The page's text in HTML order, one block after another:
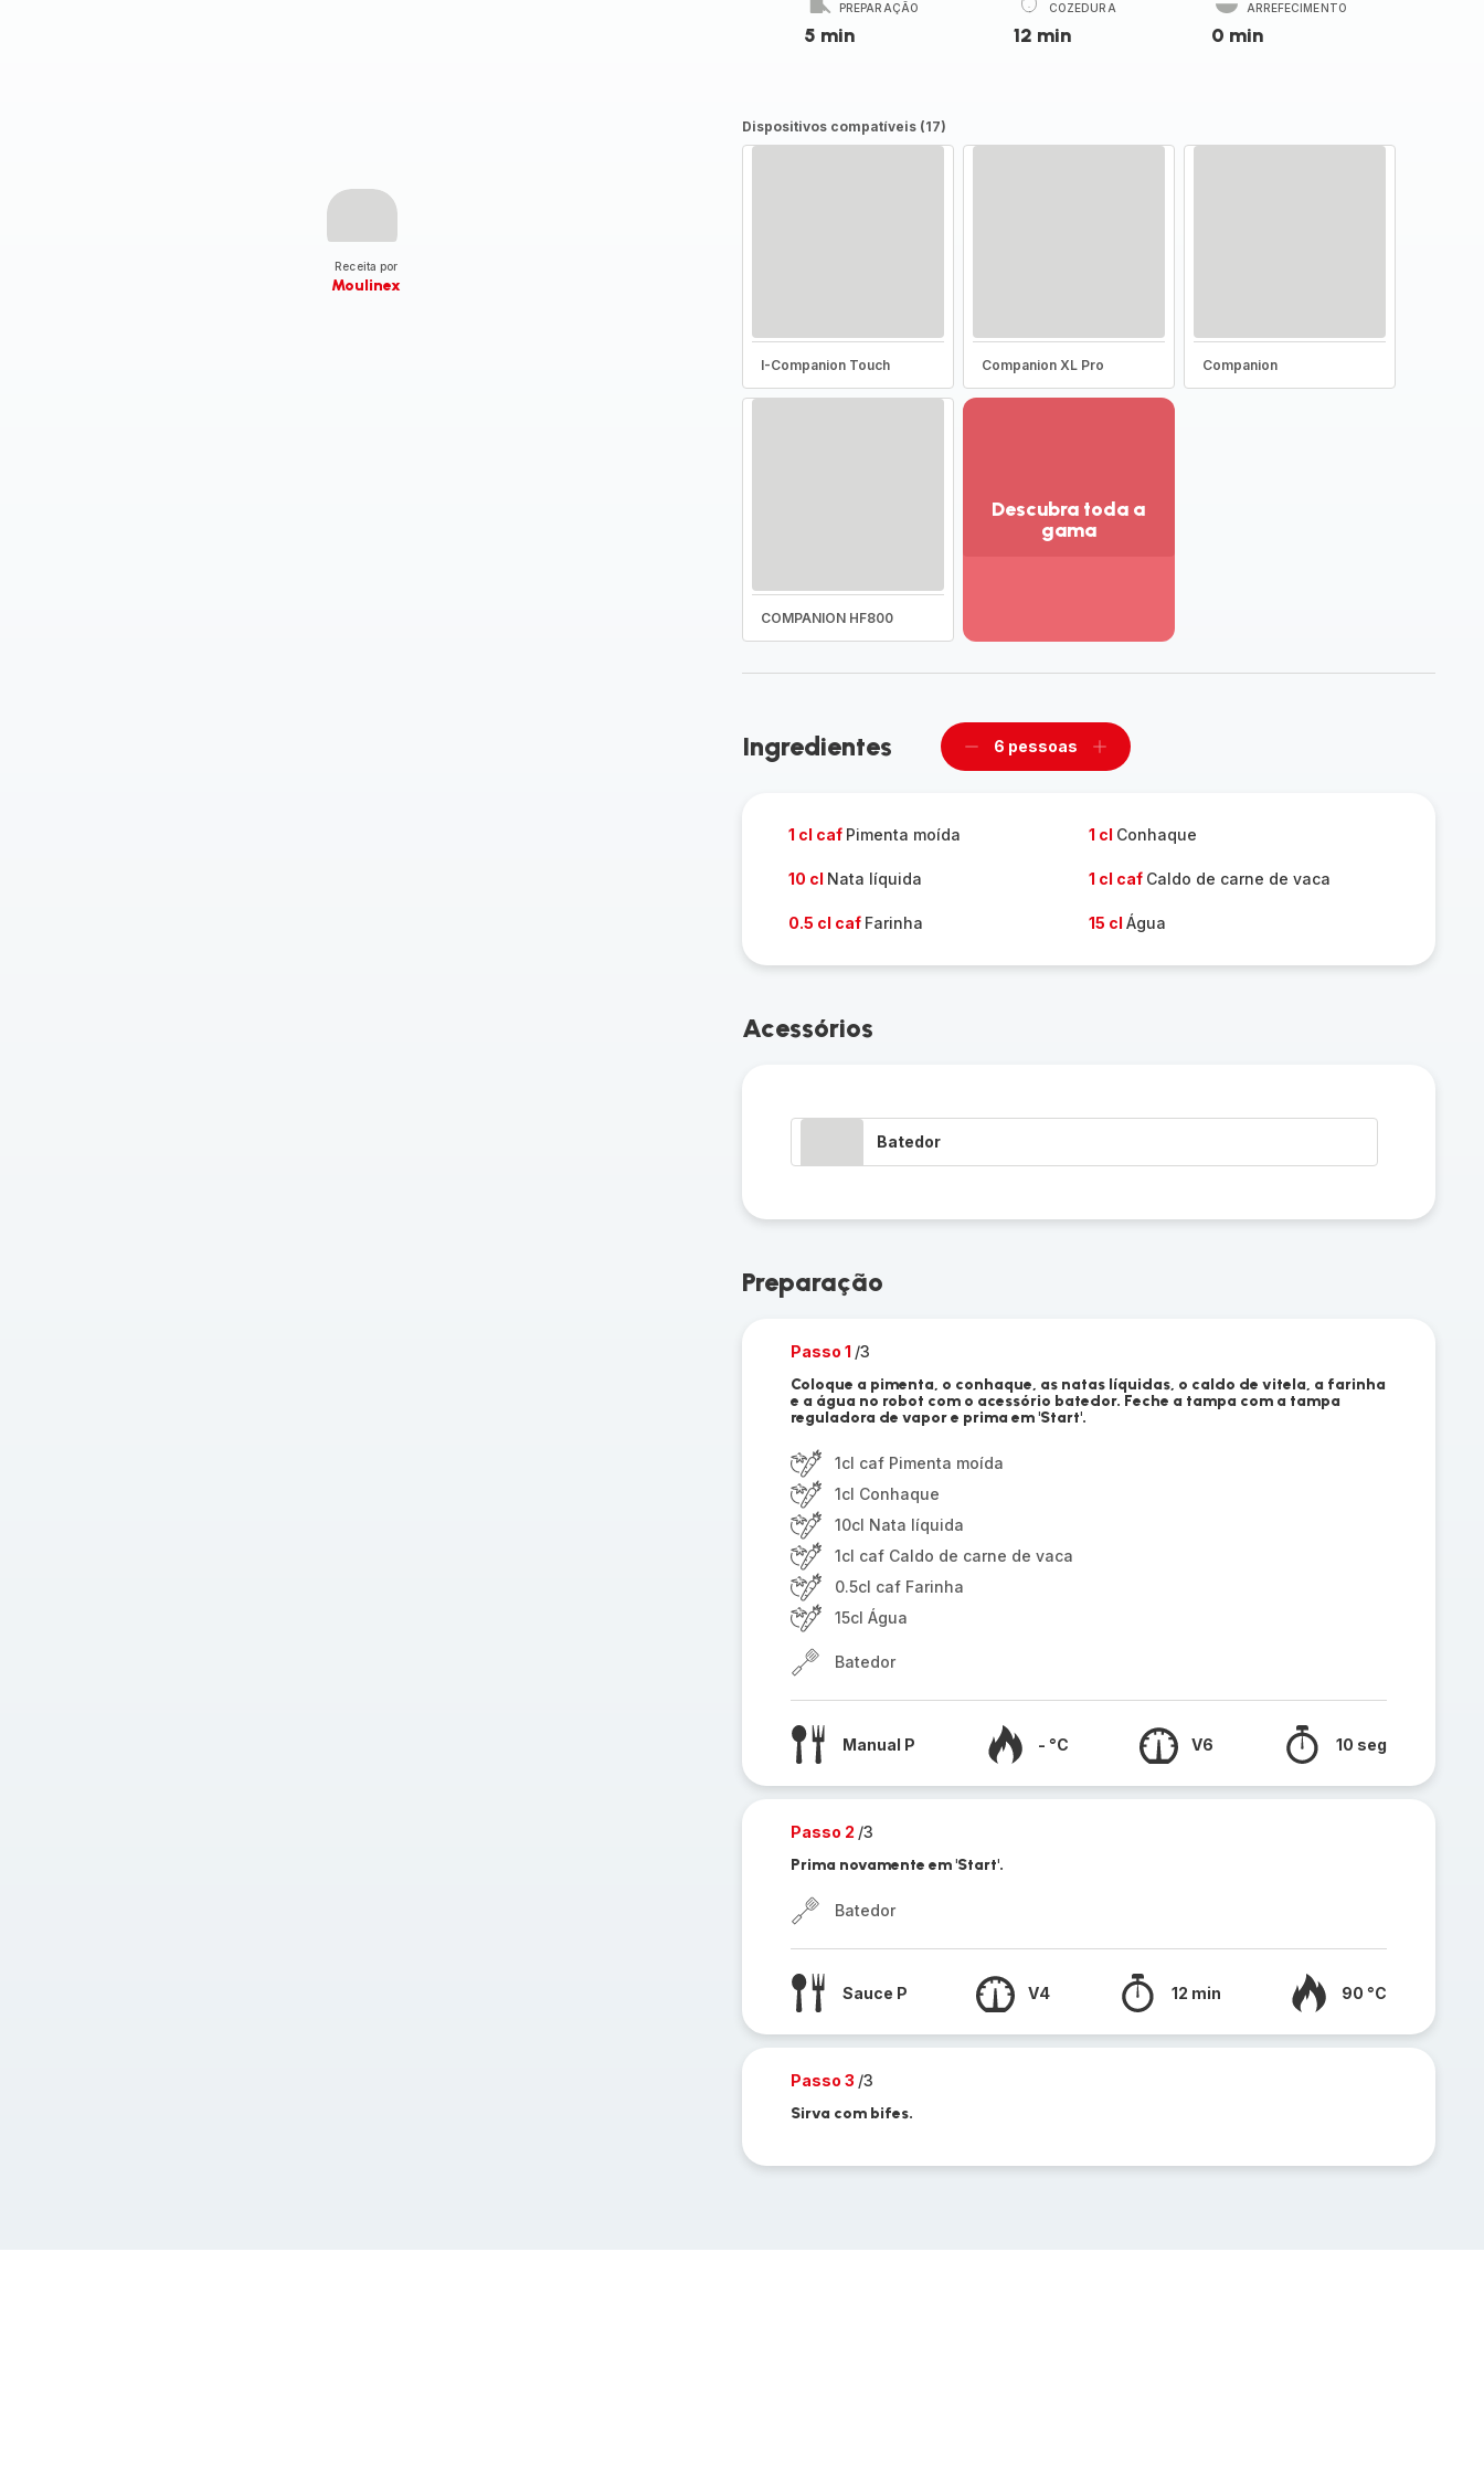
Receita por
Moulinex
PREPARAÇÃO
5 min
COZEDURA
12 min
ARREFECIMENTO
0 min
Dispositivos compatíveis (17)
I-Companion Touch Companion XL Pro Companion
COMPANION HF800
Descubra toda a
gama
Descubra
-
Ingredientes
Remover
6 pessoas
Adicionar
1 cl caf Pimenta moída 1 cl Conhaque
10 cl Nata líquida 1 cl caf Caldo de carne de vaca
0.5 cl caf Farinha 15 cl Água
Acessórios
Batedor
Preparação
Passo 1 /3
Coloque a pimenta, o conhaque, as natas líquidas, o caldo de vitela, a farinha
e a água no robot com o acessório batedor. Feche a tampa com a tampa
reguladora de vapor e prima em 'Start'.
1cl caf Pimenta moída
1cl Conhaque
10cl Nata líquida
1cl caf Caldo de carne de vaca
0.5cl caf Farinha
15cl Água
Batedor
Manual P - °C V6 10 seg
Passo 2 /3
Prima novamente em 'Start'.
Batedor
Sauce P V4 12 min 90 °C
Passo 3 /3
Sirva com bifes.